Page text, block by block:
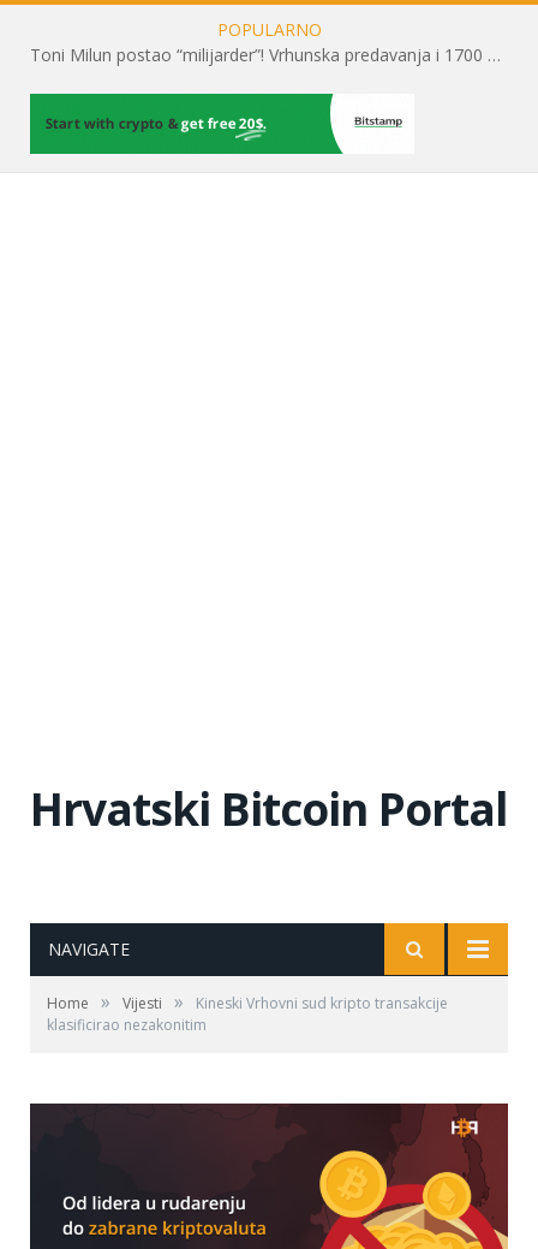
POPULARNO
Toni Milun postao “milijarder”! Vrhunska predavanja i 1700 posjetitelja obilježili su mjesec financijske pismenosti
Hrvatski Bitcoin Portal
NAVIGATE
Home » Vijesti »
Kineski Vrhovni sud kripto transakcije
klasificirao nezakonitim